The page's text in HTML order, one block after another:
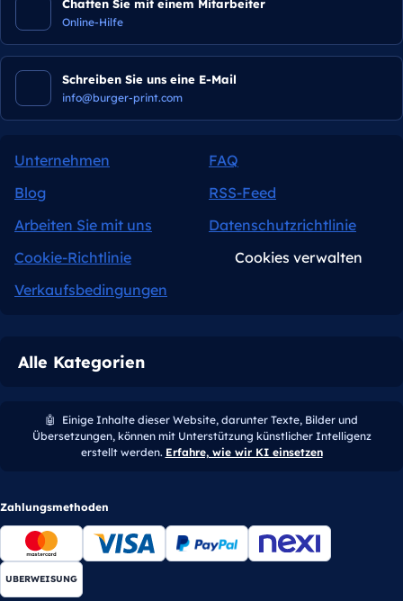
Chatten Sie mit einem Mitarbeiter
Online-Hilfe
Schreiben Sie uns eine E-Mail
info@burger-print.com
Unternehmen
FAQ
Blog
RSS-Feed
Arbeiten Sie mit uns
Datenschutzrichtlinie
Cookie-Richtlinie
Cookies verwalten
Verkaufsbedingungen
Alle Kategorien
🤖
Einige Inhalte dieser Website, darunter Texte, Bilder und
Übersetzungen, können mit Unterstützung künstlicher Intelligenz
erstellt werden. Erfahre, wie wir KI einsetzen
Zahlungsmethoden
UBERWEISUNG